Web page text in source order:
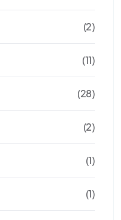
(2)
(11)
(28)
(2)
(1)
(1)